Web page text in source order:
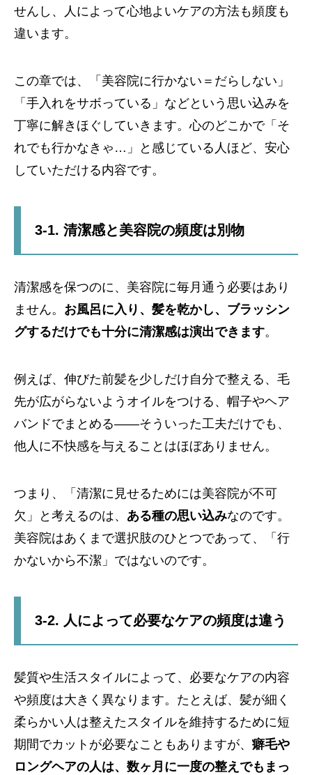
せんし、人によって心地よいケアの方法も頻度も
違います。
この章では、「美容院に行かない＝だらしない」
「手入れをサボっている」などという思い込みを
丁寧に解きほぐしていきます。心のどこかで「そ
れでも行かなきゃ…」と感じている人ほど、安心
していただける内容です。
3-1. 清潔感と美容院の頻度は別物
清潔感を保つのに、美容院に毎月通う必要はあり
ません。 お風呂に入り、髪を乾かし、ブラッシン
グするだけでも十分に清潔感は演出できます。
例えば、伸びた前髪を少しだけ自分で整える、毛
先が広がらないようオイルをつける、帽子やヘア
バンドでまとめる――そういった工夫だけでも、
他人に不快感を与えることはほぼありません。
つまり、「清潔に見せるためには美容院が不可
欠」と考えるのは、 ある種の思い込みなのです。
美容院はあくまで選択肢のひとつであって、「行
かないから不潔」ではないのです。
3-2. 人によって必要なケアの頻度は違う
髪質や生活スタイルによって、必要なケアの内容
や頻度は大きく異なります。たとえば、髪が細く
柔らかい人は整えたスタイルを維持するために短
期間でカットが必要なこともありますが、癖毛や
ロングヘアの人は、数ヶ月に一度の整えでもまっ